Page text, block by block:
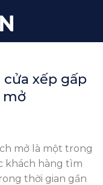
xếp gấp
mở
mở là một trong
khách hàng tìm
thời gian gần